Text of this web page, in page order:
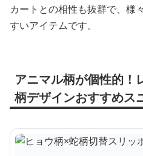
カートとの相性も抜群で、様
すいアイテムです。
アニマル柄が個性的！
柄デザインおすすめス